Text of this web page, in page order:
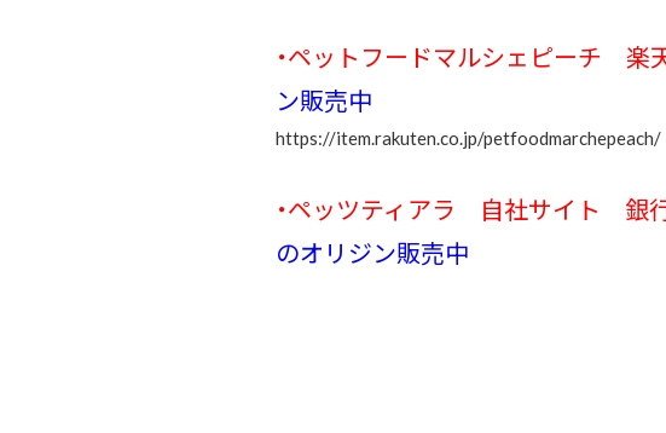
・ペットフードマルシェピーチ 楽
ン販売中
https://item.rakuten.co.jp/petfoodmarchepeach/
・ペッツティアラ 自社サイト 銀
のオリジン販売中